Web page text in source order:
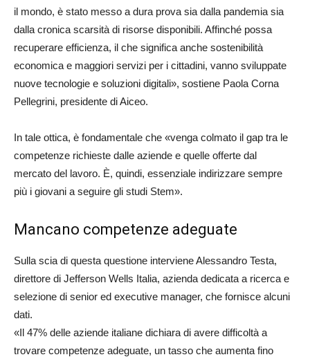
il mondo, è stato messo a dura prova sia dalla pandemia sia
dalla cronica scarsità di risorse disponibili. Affinché possa
recuperare efficienza, il che significa anche sostenibilità
economica e maggiori servizi per i cittadini, vanno sviluppate
nuove tecnologie e soluzioni digitali», sostiene Paola Corna
Pellegrini, presidente di Aiceo.
In tale ottica, è fondamentale che «venga colmato il gap tra le
competenze richieste dalle aziende e quelle offerte dal
mercato del lavoro. È, quindi, essenziale indirizzare sempre
più i giovani a seguire gli studi Stem».
Mancano competenze adeguate
Sulla scia di questa questione interviene Alessandro Testa,
direttore di Jefferson Wells Italia, azienda dedicata a ricerca e
selezione di senior ed executive manager, che fornisce alcuni
dati.
«Il 47% delle aziende italiane dichiara di avere difficoltà a
trovare competenze adeguate, un tasso che aumenta fino